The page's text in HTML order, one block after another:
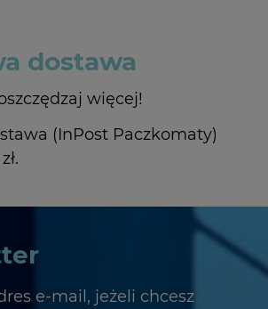
dostawa
więcej!
(InPost Paczkomaty)
e-mail, jeżeli chcesz